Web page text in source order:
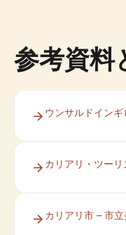
参考資料
ウンサルドイン
カリアリ・ツー
カリアリ市 – 市